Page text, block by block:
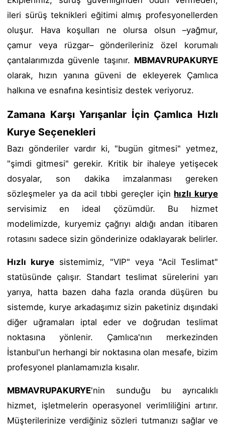
ileri sürüş teknikleri eğitimi almış profesyonellerden
oluşur. Hava koşulları ne olursa olsun –yağmur,
çamur veya rüzgar– gönderileriniz özel korumalı
çantalarımızda güvenle taşınır. MBMAVRUPAKURYE
olarak, hızın yanına güveni de ekleyerek Çamlıca
halkına ve esnafına kesintisiz destek veriyoruz.
Zamana Karşı Yarışanlar İçin Çamlıca Hızlı
Kurye Seçenekleri
Bazı gönderiler vardır ki, "bugün gitmesi" yetmez,
"şimdi gitmesi" gerekir. Kritik bir ihaleye yetişecek
dosyalar, son dakika imzalanması gereken
sözleşmeler ya da acil tıbbi gereçler için hızlı kurye
servisimiz en ideal çözümdür. Bu hizmet
modelimizde, kuryemiz çağrıyı aldığı andan itibaren
rotasını sadece sizin gönderinize odaklayarak belirler.
Hızlı kurye sistemimiz, "VIP" veya "Acil Teslimat"
statüsünde çalışır. Standart teslimat sürelerini yarı
yarıya, hatta bazen daha fazla oranda düşüren bu
sistemde, kurye arkadaşımız sizin paketiniz dışındaki
diğer uğramaları iptal eder ve doğrudan teslimat
noktasına yönlenir. Çamlıca'nın merkezinden
İstanbul'un herhangi bir noktasına olan mesafe, bizim
profesyonel planlamamızla kısalır.
MBMAVRUPAKURYE'nin sunduğu bu ayrıcalıklı
hizmet, işletmelerin operasyonel verimliliğini artırır.
Müşterilerinize verdiğiniz sözleri tutmanızı sağlar ve